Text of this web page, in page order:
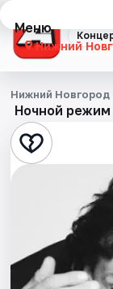
Меню
Нижний
Концерты
Театр
Стендап
Квесты
Экскурсии
Ночной режим
Нижний Новгород